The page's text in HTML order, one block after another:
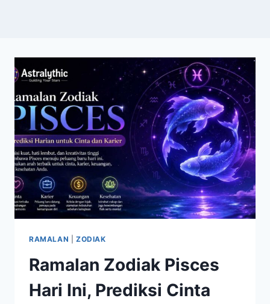
RAMALAN ZODIAK
Ramalan Zodiak Pisces
Hari Ini, Prediksi Cinta